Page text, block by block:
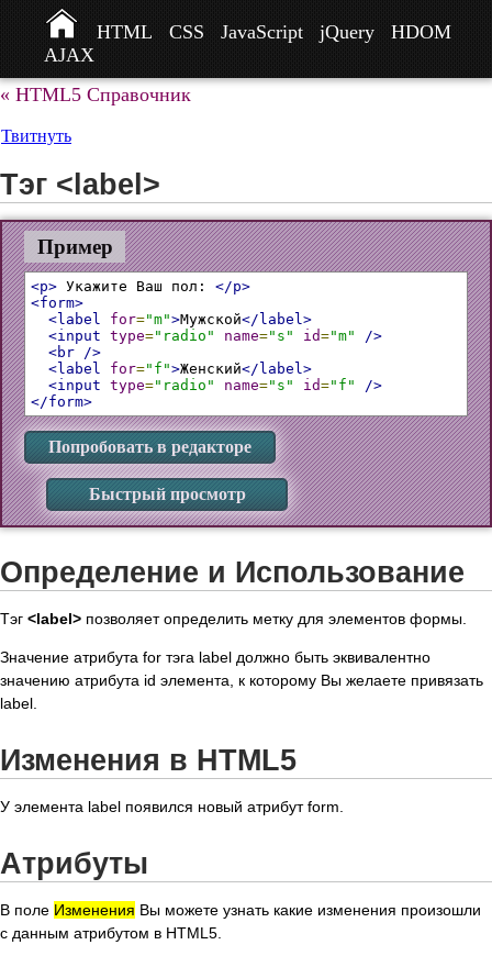
HTML CSS JavaScript jQuery
HDOM
AJAX
« HTML5 Справочник
Твитнуть
Тэг <label>
Пример
<p> Укажите Ваш пол: </p>
<form>
<label
for="m">Мужcкой</label>
<input type="radio" name="s" id="m"
/>
<br />
<label
for="f">Женский</label>
<input type="radio" name="s" id="f"
/>
</form>
Попробовать в редакторе
Быстрый просмотр
Определение и Использование
Тэг <label> позволяет определить метку для элементов формы.
Значение атрибута for тэга label должно быть эквивалентно
значению атрибута id элемента, к которому Вы желаете привязать
label.
Изменения в HTML5
У элемента label появился новый атрибут form.
Атрибуты
В поле Изменения Вы можете узнать какие изменения произошли
с данным атрибутом в HTML5.